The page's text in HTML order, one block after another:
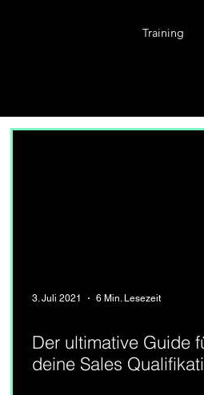
Training
3. Juli 2021 6 Min. Lesezeit
Der ultimative Guide
deine Sales